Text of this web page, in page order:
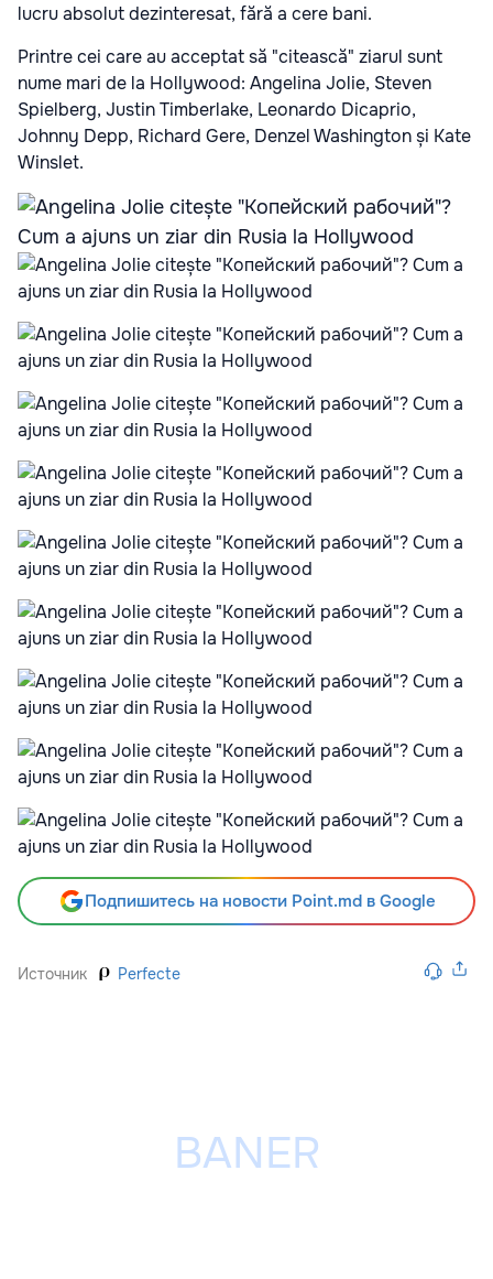
lucru absolut dezinteresat, fără a cere bani.
Printre cei care au acceptat să "citească" ziarul sunt
nume mari de la Hollywood: Angelina Jolie, Steven
Spielberg, Justin Timberlake, Leonardo Dicaprio,
Johnny Depp, Richard Gere, Denzel Washington și Kate
Winslet.
Подпишитесь на новости Point.md в Google
Источник Perfecte